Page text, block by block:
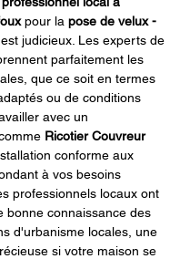
pour la pose de velux -
judicieux. Les experts de
parfaitement les
que ce soit en termes
ou de conditions
avec un
Ricotier Couvreur
conforme aux
à vos besoins
professionnels locaux ont
bonne connaissance des
d'urbanisme locales, une
si votre maison se